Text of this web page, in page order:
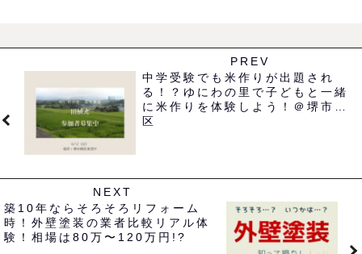
NEXT
築10年ならそろそろリフォーム
時！外壁塗装の業者比較リアル体
験！相場は80万〜120万円!?
PREV
中学受験でも米作りが出題され
る！？ゆにわの里で子どもと一緒
に米作りを体験しよう！＠堺市南
区